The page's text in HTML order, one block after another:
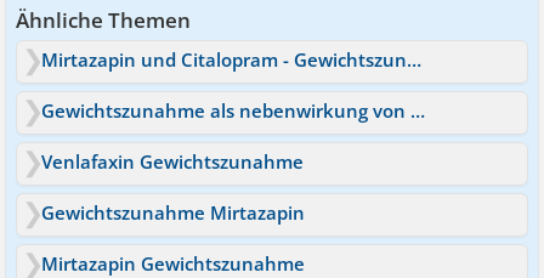
Ähnliche Themen
Mirtazapin und Citalopram - Gewichtszunahme Nebenwirkung
Gewichtszunahme als nebenwirkung von antidepressiva-HILFE!
Venlafaxin Gewichtszunahme
Gewichtszunahme Mirtazapin
Mirtazapin Gewichtszunahme